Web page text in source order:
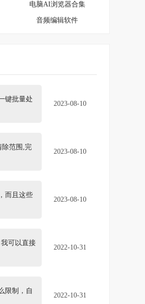
电脑AI浏览器合集
音频编辑软件
键批量处
2023-08-10
除范围,完
2023-08-10
而且这些
2023-08-10
可以直接
2022-10-31
限制，自
2022-10-31